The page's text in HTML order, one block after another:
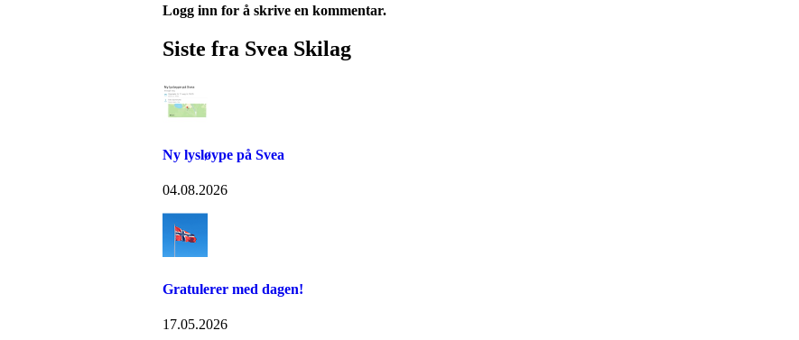
Logg inn for å skrive en kommentar.
Siste fra Svea Skilag
Ny lysløype på Svea
04.08.2026
Gratulerer med dagen!
17.05.2026